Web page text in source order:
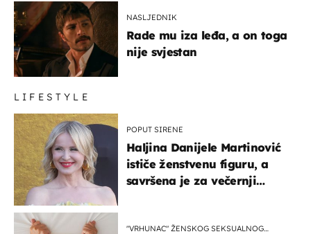
NASLJEDNIK
Rade mu iza leđa, a on toga
nije svjestan
LIFESTYLE
POPUT SIRENE
Haljina Danijele Martinović
ističe ženstvenu figuru, a
savršena je za večernji
"VRHUNAC" ŽENSKOG SEKSUALNOG